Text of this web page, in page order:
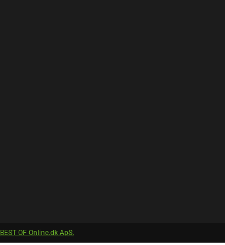
BEST OF Online.dk ApS.